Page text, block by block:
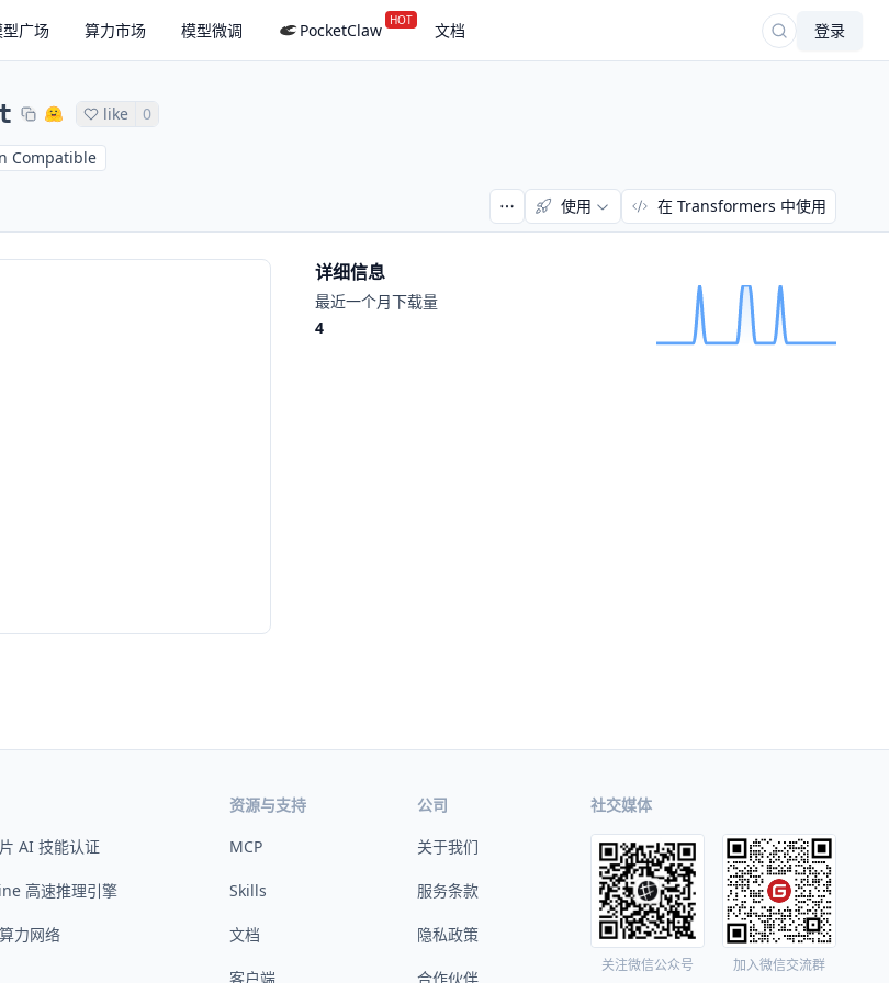
广场 算力市场 模型微调 PocketClaw HOT 文档 登录
like 0
Compatible
使用 在 Transformers 中使用
详细信息
最近一个月下载量
4
AI 技能认证
高速推理引擎
力网络
资源与支持
MCP
Skills
文档
客户端
公司
关于我们
服务条款
隐私政策
合作伙伴
社交媒体
关注微信公众号 加入微信交流群